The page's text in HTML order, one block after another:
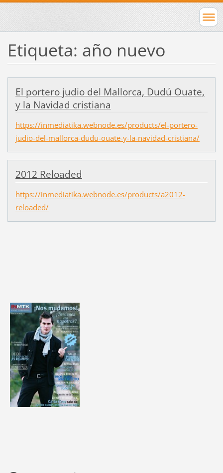
Etiqueta: año nuevo
El portero judio del Mallorca, Dudú Ouate,
y la Navidad cristiana
https://inmediatika.webnode.es/products/el-portero-
judio-del-mallorca-dudu-ouate-y-la-navidad-cristiana/
2012 Reloaded
https://inmediatika.webnode.es/products/a2012-
reloaded/